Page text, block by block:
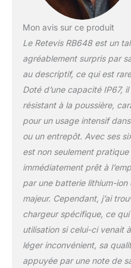
Mon avis sur ce produit
Le Retevis RB648 est un
agréablement surpris par
au descriptif, ce qui est
Doté d’une capacité IP67,
résistant à la poussière,
pour un usage intensif
ou un entrepôt. Avec ses
est non seulement
immédiatement prêt à
par une batterie lithium-
majeur. Cependant, j’ai
chargeur spécifique, ce
utilisation si celui-ci venait
léger inconvénient, sa
appuyée par une note de